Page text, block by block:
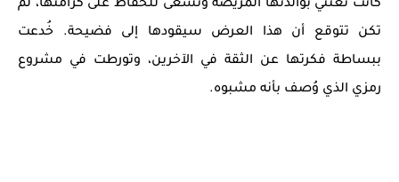
كانت تعتني بوالدتها المريضة وتسعى للحفاظ على كرامتها، لم
تكن تتوقع أن هذا العرض سيقودها إلى فضيحة. خُدعت
ببساطة فكرتها عن الثقة في الآخرين، وتورطت في مشروع
رمزي الذي وُصف بأنه مشبوه.